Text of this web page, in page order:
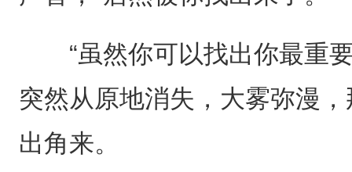
“虽然你可以找出你最重要
突然从原地消失，大雾弥漫
出角来。